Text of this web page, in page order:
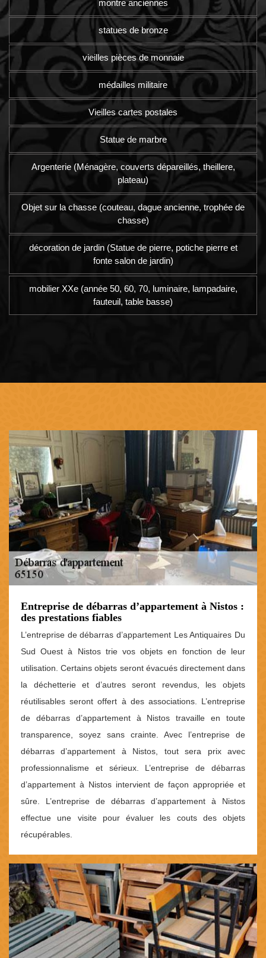
montre anciennes
statues de bronze
vieilles pièces de monnaie
médailles militaire
Vieilles cartes postales
Statue de marbre
Argenterie (Ménagère, couverts dépareillés, theillere,
plateau)
Objet sur la chasse (couteau, dague ancienne, trophée de
chasse)
décoration de jardin (Statue de pierre, potiche pierre et
fonte salon de jardin)
mobilier XXe (année 50, 60, 70, luminaire, lampadaire,
fauteuil, table basse)
Entreprise de débarras d’appartement à Nistos :
des prestations fiables
L’entreprise de débarras d’appartement Les Antiquaires Du
Sud Ouest à Nistos trie vos objets en fonction de leur
utilisation. Certains objets seront évacués directement dans
la déchetterie et d’autres seront revendus, les objets
réutilisables seront offert à des associations. L’entreprise
de débarras d’appartement à Nistos travaille en toute
transparence, soyez sans crainte. Avec l’entreprise de
débarras d’appartement à Nistos, tout sera prix avec
professionnalisme et sérieux. L’entreprise de débarras
d’appartement à Nistos intervient de façon appropriée et
sûre. L’entreprise de débarras d’appartement à Nistos
effectue une visite pour évaluer les couts des objets
récupérables.